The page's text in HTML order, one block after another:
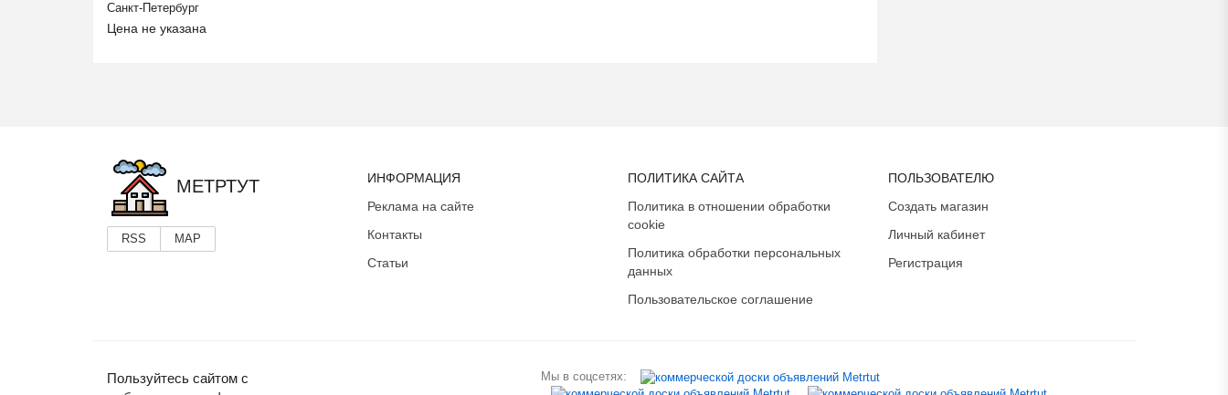
Санкт-Петербург
Цена не указана
МЕТРТУТ
RSS MAP
ИНФОРМАЦИЯ
Реклама на сайте
Контакты
Статьи
ПОЛИТИКА САЙТА
Политика в отношении обработки
cookie
Политика обработки персональных
данных
Пользовательское соглашение
ПОЛЬЗОВАТЕЛЮ
Создать магазин
Личный кабинет
Регистрация
Пользуйтесь сайтом с
Мы в соцсетях: